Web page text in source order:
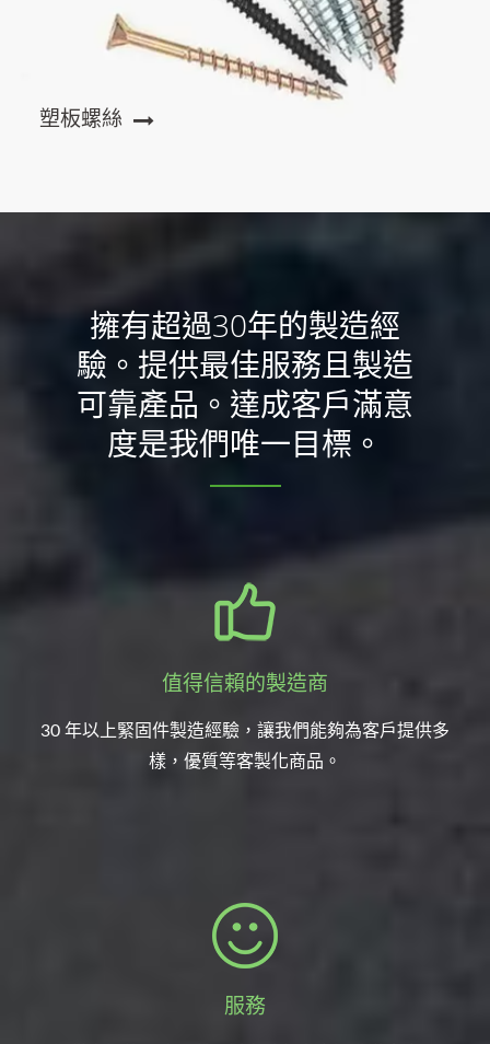
塑板螺絲
擁有超過30年的製造經
驗。提供最佳服務且製造
可靠產品。達成客戶滿意
度是我們唯一目標。
值得信賴的製造商
30 年以上緊固件製造經驗，讓我們能夠為客戶提供多
樣，優質等客製化商品。
服務